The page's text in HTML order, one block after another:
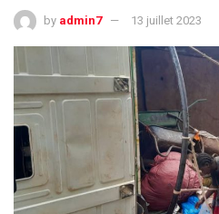
by admin7 13 juillet 2023